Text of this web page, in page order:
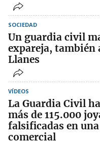
SOCIEDAD
Un guardia civil
expareja, también
Llanes
VÍDEOS
La Guardia Civil
más de 115.000
falsificadas en
comercial